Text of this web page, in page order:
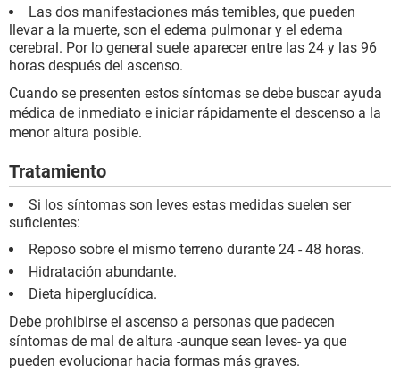
Las dos manifestaciones más temibles, que pueden
llevar a la muerte, son el edema pulmonar y el edema
cerebral. Por lo general suele aparecer entre las 24 y las 96
horas después del ascenso.
Cuando se presenten estos síntomas se debe buscar ayuda
médica de inmediato e iniciar rápidamente el descenso a la
menor altura posible.
Tratamiento
Si los síntomas son leves estas medidas suelen ser
suficientes:
Reposo sobre el mismo terreno durante 24 - 48 horas.
Hidratación abundante.
Dieta hiperglucídica.
Debe prohibirse el ascenso a personas que padecen
síntomas de mal de altura -aunque sean leves- ya que
pueden evolucionar hacia formas más graves.